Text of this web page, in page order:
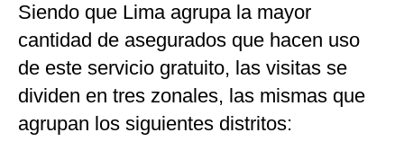
Siendo que Lima agrupa la mayor
cantidad de asegurados que hacen uso
de este servicio gratuito, las visitas se
dividen en tres zonales, las mismas que
agrupan los siguientes distritos: